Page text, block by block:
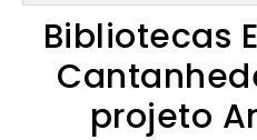
Bibliotecas
projeto